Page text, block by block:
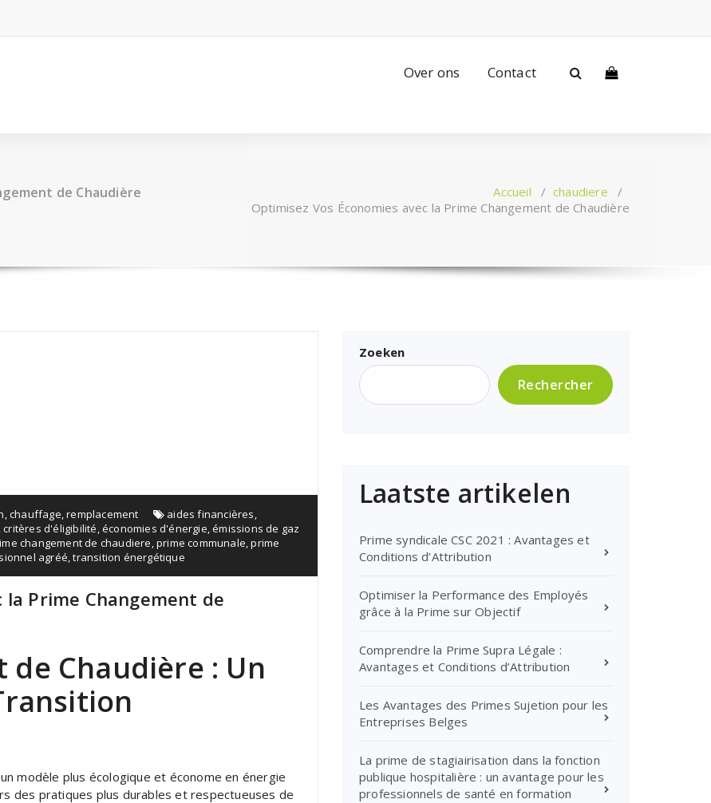
Over ons Contact
de Chaudière Accueil / chaudiere /
Optimisez Vos Économies avec la Prime Changement de Chaudière
,chauffage,remplacement aides financières,
,critères d'éligibilité,économies d'énergie,émissions de gaz
changement de chaudiere,prime communale,prime
agréé,transition énergétique
la Prime Changement de
de Chaudière : Un
modèle plus écologique et économe en énergie
des pratiques plus durables et respectueuses de
Zoeken
Rechercher
Laatste artikelen
Prime syndicale CSC 2021 : Avantages et
Conditions d’Attribution
Optimiser la Performance des Employés
grâce à la Prime sur Objectif
Comprendre la Prime Supra Légale :
Avantages et Conditions d’Attribution
Les Avantages des Primes Sujetion pour les
Entreprises Belges
La prime de stagiairisation dans la fonction
publique hospitalière : un avantage pour les
professionnels de santé en formation